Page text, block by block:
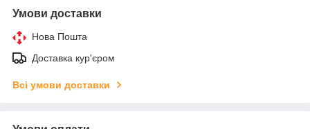
Умови доставки
Нова Пошта
Доставка кур'єром
Всі умови доставки